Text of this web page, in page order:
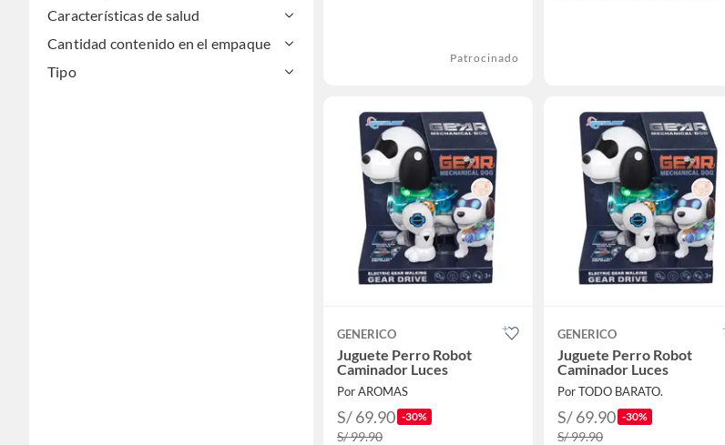
Características de salud
Cantidad contenido en el empaque
Tipo
Patrocinado
GENERICO
Juguete Perro Robot
Caminador Luces
Por AROMAS
S/ 69.90 -30%
S/ 99.90
GENERICO
Juguete Perro Robot
Caminador Luces
Por TODO BARATO.
S/ 69.90 -30%
S/ 99.90